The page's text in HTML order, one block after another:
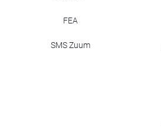
FEA
SMS Zuum